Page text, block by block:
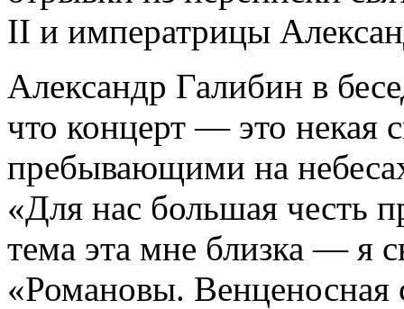
II и императрицы
Александр Галибин в
что концерт — это некая
пребывающими на
«Для нас большая честь
тема эта мне близка — я
«Романовы. Венценосная